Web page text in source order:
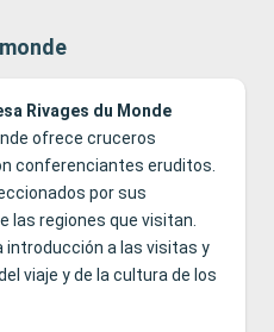
Rivages du Monde
ofrece cruceros
conferenciantes eruditos.
por sus
las regiones que visitan.
introducción a las visitas y
viaje y de la cultura de los